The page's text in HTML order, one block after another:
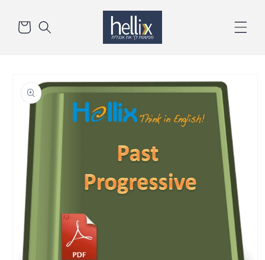
לתוכן
סל
הקניות
לנתונים
אודות
המוצר